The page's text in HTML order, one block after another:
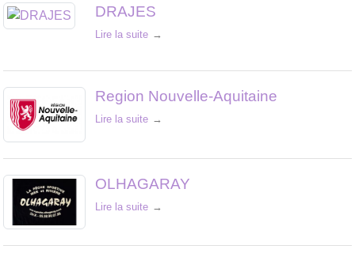
DRAJES
Lire la suite
Region Nouvelle-Aquitaine
Lire la suite
OLHAGARAY
Lire la suite